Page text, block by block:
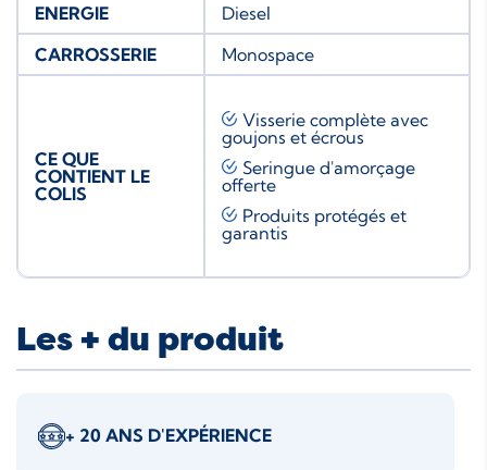
ENERGIE
Diesel
CARROSSERIE
Monospace
CE QUE
CONTIENT LE
COLIS
Visserie complète avec
goujons et écrous
Seringue d'amorçage
offerte
Produits protégés et
garantis
Les + du produit
+ 20 ANS D'EXPÉRIENCE